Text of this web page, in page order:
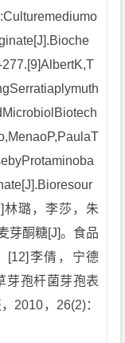
林璐，李莎，朱
芽酮糖[J]。食品
[12]李倩，宁德
芽孢杆菌芽孢表
2010，26(2)：